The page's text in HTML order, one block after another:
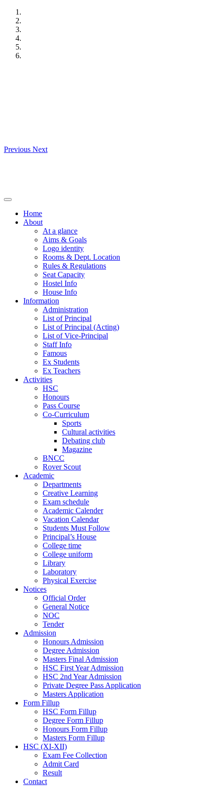
Skip
content
Previous Next
Home
About
At a glance
Aims & Goals
Logo identity
Rooms & Dept. Location
Rules & Regulations
Seat Capacity
Hostel Info
House Info
Information
Administration
List of Principal
List of Principal (Acting)
List of Vice-Principal
Staff Info
Famous
Ex Students
Ex Teachers
Activities
HSC
Honours
Pass Course
Co-Curriculum
Sports
Cultural activities
Debating club
Magazine
BNCC
Rover Scout
Academic
Departments
Creative Learning
Exam schedule
Academic Calender
Vacation Calendar
Students Must Follow
Principal’s House
College time
College uniform
Library
Laboratory
Physical Exercise
Notices
Official Order
General Notice
NOC
Tender
Admission
Honours Admission
Degree Admission
Masters Final Admission
HSC First Year Admission
HSC 2nd Year Admission
Private Degree Pass Application
Masters Application
Form Fillup
HSC Form Fillup
Degree Form Fillup
Honours Form Fillup
Masters Form Fillup
HSC (XI-XII)
Exam Fee Collection
Admit Card
Result
Contact